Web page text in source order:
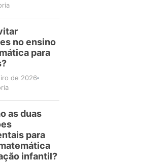
no ensino
para
de 2026
as duas
para
infantil?